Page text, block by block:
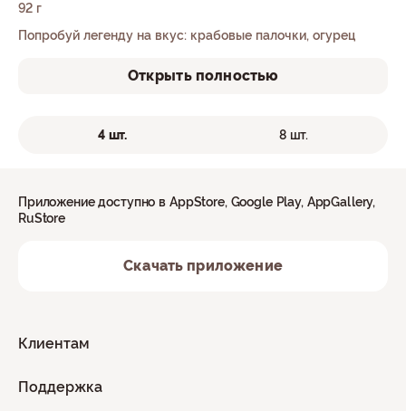
92 г
Попробуй легенду на вкус: крабовые палочки, огурец
Открыть полностью
4 шт. 8 шт.
Клиентам
Поддержка
Приложение доступно в AppStore, Google Play, AppGallery,
RuStore
Скачать приложение